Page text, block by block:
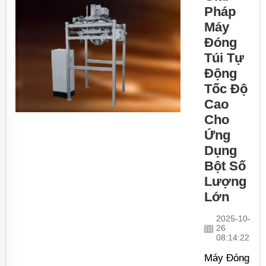
Với...
đang đóng
gói bột,
việc sở
hữu máy
móc phù
hợp để xử
lý nhiều
mặt hàng
là yếu tố
then chốt
nhằm cải
thiện hiệu
quả và
năng suất
chuyền
sản xuất
Pháp
Máy
Đóng
Túi Tự
Động
Tốc Độ
Cao
Cho
Ứng
Dụng
Bột Số
Lượng
Lớn
2025-10-
26
08:14:22
Máy Đóng